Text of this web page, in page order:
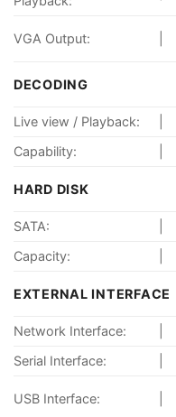
VGA Output:
DECODING
Live view / Playback:
Capability:
HARD DISK
SATA:
Capacity:
EXTERNAL INTERFACE
Network Interface:
Serial Interface:
USB Interface: